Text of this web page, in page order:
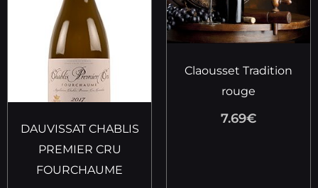
DAUVISSAT CHABLIS
PREMIER CRU
FOURCHAUME
Claousset Tradition
rouge
7.69€